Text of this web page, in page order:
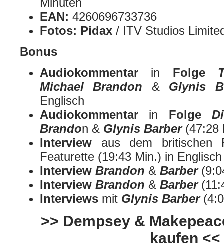
EAN: 4260696733736
Fotos: Pidax / ITV Studios
Bonus
Audiokommentar in Folge
Michael Brandon & Glynis
Englisch
Audiokommentar in Folge
Brandon & Glynis Barber(47:28
Interview aus dem britischen
Featurette (19:43 Min.) in Englisch
Interview Brandon & Barber
Interview Brandon & Barber
Interviews mit Glynis Barber
>> Dempsey &
kaufen <<